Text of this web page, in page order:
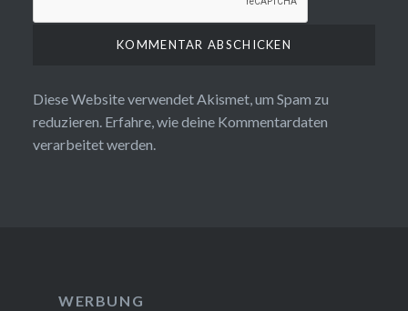
Diese Website verwendet Akismet, um Spam zu
reduzieren. Erfahre, wie deine Kommentardaten
verarbeitet werden.
WERBUNG